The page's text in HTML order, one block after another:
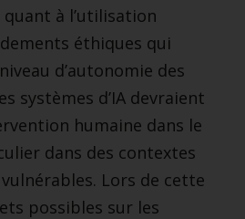
à l’utilisation
éthiques qui
d’autonomie des
systèmes d’IA devraient
humaine dans le
dans des contextes
Lors de cette
possibles sur les